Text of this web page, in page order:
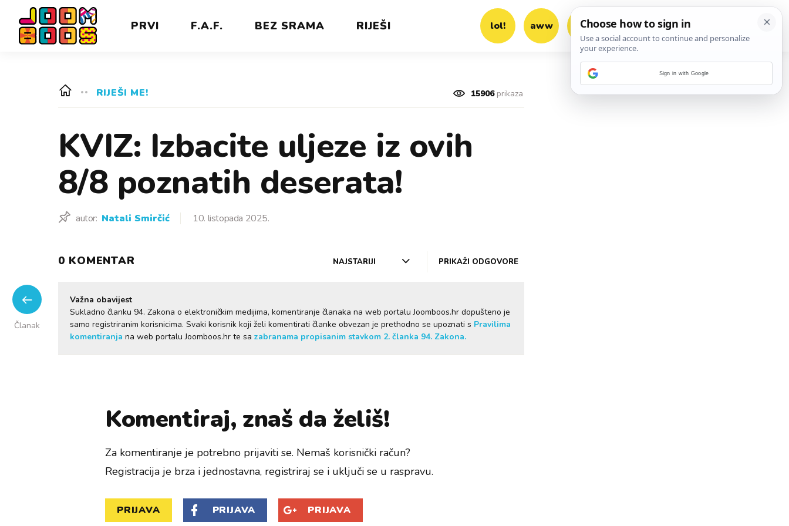
PRVI F.A.F. BEZ SRAMA RIJEŠI lol! aww vrh! woot?!
RIJEŠI ME! 15906prikaza
KVIZ: Izbacite uljeze iz ovih
8/8 poznatih deserata!
autor: Natali Smirčić 10. listopada 2025.
0 KOMENTAR PRIKAŽI ODGOVORE
NAJSTARIJI
Članak
Važna obavijest
Sukladno članku 94. Zakona o elektroničkim medijima, komentiranje članaka na web portalu Joomboos.hr dopušteno je
samo registriranim korisnicima. Svaki korisnik koji želi komentirati članke obvezan je prethodno se upoznati s Pravilima
komentiranja na web portalu Joomboos.hr te sa zabranama propisanim stavkom 2. članka 94. Zakona.
Komentiraj, znaš da želiš!
Za komentiranje je potrebno prijaviti se. Nemaš korisnički račun?
Registracija je brza i jednostavna, registriraj se i uključi se u raspravu.
PRIJAVA PRIJAVA PRIJAVA
Sign in with Google